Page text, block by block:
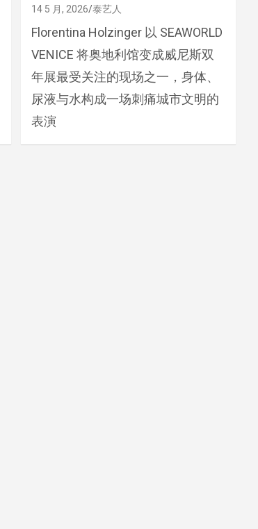
14 5 月, 2026 泰艺人
Florentina Holzinger 以 SEAWORLD
VENICE 将奥地利馆变成威尼斯双
年展最受关注的现场之一，身体、
尿液与水构成一场刺痛城市文明的
表演